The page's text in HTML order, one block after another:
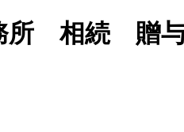
所 相続